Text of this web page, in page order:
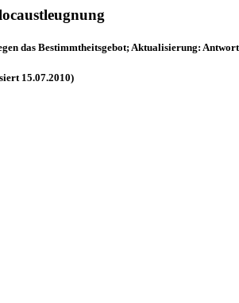
das Bestimmtheitsgebot; Aktualisierung:
15.07.2010)